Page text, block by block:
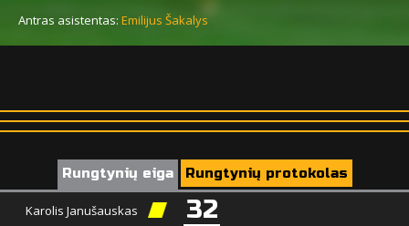
Antras asistentas: Emilijus Šakalys
Rungtynių eiga Rungtynių protokolas
Karolis Janušauskas
32